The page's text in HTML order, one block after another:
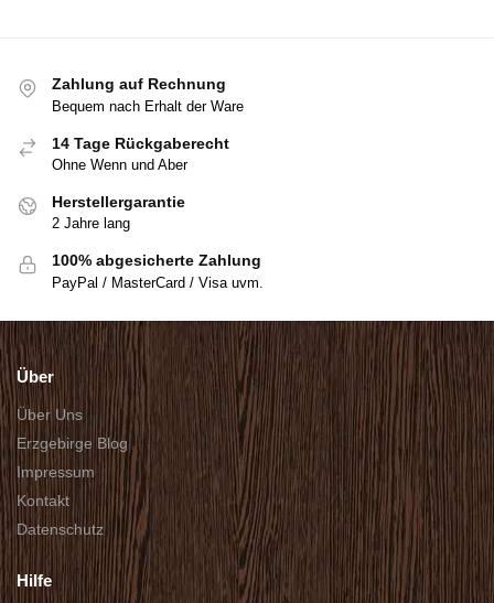
Zahlung auf Rechnung
Bequem nach Erhalt der Ware
14 Tage Rückgaberecht
Ohne Wenn und Aber
Herstellergarantie
2 Jahre lang
100% abgesicherte Zahlung
PayPal / MasterCard / Visa uvm.
Über
Über Uns
Erzgebirge Blog
Impressum
Kontakt
Datenschutz
Hilfe